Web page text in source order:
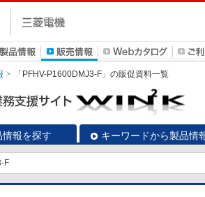
「PFHV-P1600DMJ3-F」の販促資料一覧
報を探す キーワードから製品情